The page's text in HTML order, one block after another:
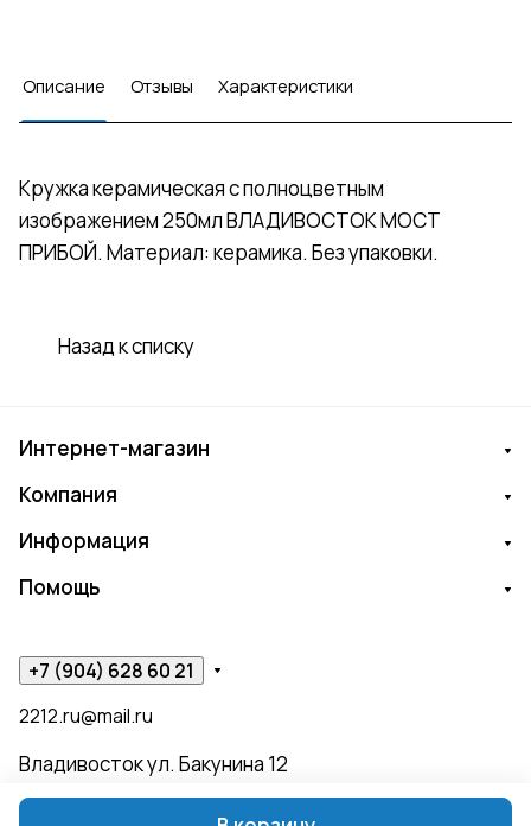
Описание Отзывы Характеристики
Кружка керамическая с полноцветным
изображением 250мл ВЛАДИВОСТОК МОСТ
ПРИБОЙ. Материал: керамика. Без упаковки.
Назад к списку
Интернет-магазин
Компания
Информация
Помощь
+7 (904) 628 60 21
2212.ru@mail.ru
Владивосток ул. Бакунина 12